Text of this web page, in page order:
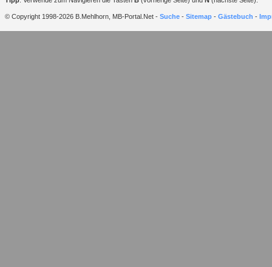
© Copyright 1998-2026 B.Mehlhorn, MB-Portal.Net - Suche - Sitemap - Gästebuch -